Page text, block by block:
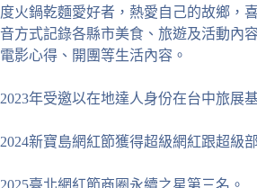
度火鍋乾麵愛好者，熱愛自己的故鄉，
音方式記錄各縣市美食、旅遊及活動內
電影心得、開團等生活內容。
2023年受邀以在地達人身份在台中旅展
2024新寶島網紅節獲得超級網紅跟超級
2025臺北網紅節商圈永續之星第三名。